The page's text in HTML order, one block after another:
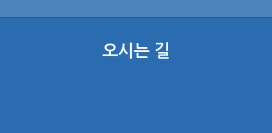
오시는 길